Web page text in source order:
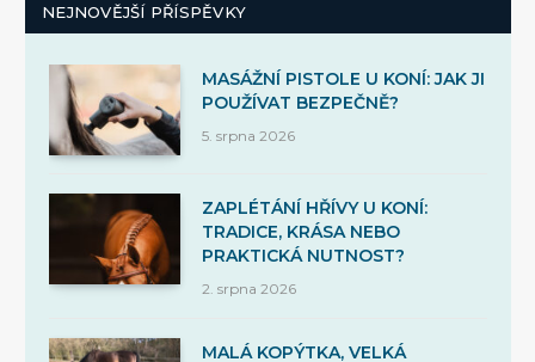
NEJNOVĚJŠÍ PŘÍSPĚVKY
MASÁŽNÍ PISTOLE U KONÍ: JAK JI
POUŽÍVAT BEZPEČNĚ?
5. srpna 2026
ZAPLÉTÁNÍ HŘÍVY U KONÍ:
TRADICE, KRÁSA NEBO
PRAKTICKÁ NUTNOST?
2. srpna 2026
MALÁ KOPÝTKA, VELKÁ